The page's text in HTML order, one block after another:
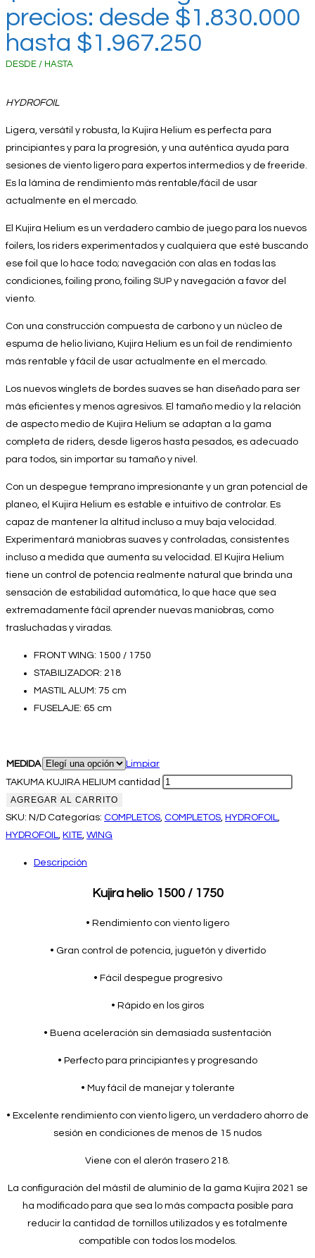
precios: desde $1.830.000
hasta $1.967.250
DESDE / HASTA
HYDROFOIL
Ligera, versátil y robusta, la Kujira Helium es perfecta para
principiantes y para la progresión, y una auténtica ayuda para
sesiones de viento ligero para expertos intermedios y de freeride.
Es la lámina de rendimiento más rentable/fácil de usar
actualmente en el mercado.
El Kujira Helium es un verdadero cambio de juego para los nuevos
foilers, los riders experimentados y cualquiera que esté buscando
ese foil que lo hace todo; navegación con alas en todas las
condiciones, foiling prono, foiling SUP y navegación a favor del
viento.
Con una construcción compuesta de carbono y un núcleo de
espuma de helio liviano, Kujira Helium es un foil de rendimiento
más rentable y fácil de usar actualmente en el mercado.
Los nuevos winglets de bordes suaves se han diseñado para ser
más eficientes y menos agresivos. El tamaño medio y la relación
de aspecto medio de Kujira Helium se adaptan a la gama
completa de riders, desde ligeros hasta pesados, es adecuado
para todos, sin importar su tamaño y nivel.
Con un despegue temprano impresionante y un gran potencial de
planeo, el Kujira Helium es estable e intuitivo de controlar. Es
capaz de mantener la altitud incluso a muy baja velocidad.
Experimentará maniobras suaves y controladas, consistentes
incluso a medida que aumenta su velocidad. El Kujira Helium
tiene un control de potencia realmente natural que brinda una
sensación de estabilidad automática, lo que hace que sea
extremadamente fácil aprender nuevas maniobras, como
trasluchadas y viradas.
FRONT WING: 1500 / 1750
STABILIZADOR: 218
MASTIL ALUM: 75 cm
FUSELAJE: 65 cm
MEDIDA
Limpiar
TAKUMA KUJIRA HELIUM cantidad
AGREGAR AL CARRITO
SKU: N/D Categorías: COMPLETOS, COMPLETOS, HYDROFOIL,
HYDROFOIL, KITE, WING
Descripción
Kujira helio 1500 / 1750
• Rendimiento con viento ligero
• Gran control de potencia, juguetón y divertido
• Fácil despegue progresivo
• Rápido en los giros
• Buena aceleración sin demasiada sustentación
• Perfecto para principiantes y progresando
• Muy fácil de manejar y tolerante
• Excelente rendimiento con viento ligero, un verdadero ahorro de
sesión en condiciones de menos de 15 nudos
Viene con el alerón trasero 218.
La configuración del mástil de aluminio de la gama Kujira 2021 se
ha modificado para que sea lo más compacta posible para
reducir la cantidad de tornillos utilizados y es totalmente
compatible con todos los modelos.